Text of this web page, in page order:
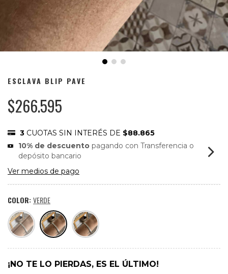
ESCLAVA BLIP PAVE
$266.595
3 CUOTAS SIN INTERÉS DE $88.865
10% de descuento pagando con Transferencia o
depósito bancario
Ver medios de pago
COLOR:VERDE
¡NO TE LO PIERDAS, ES EL ÚLTIMO!